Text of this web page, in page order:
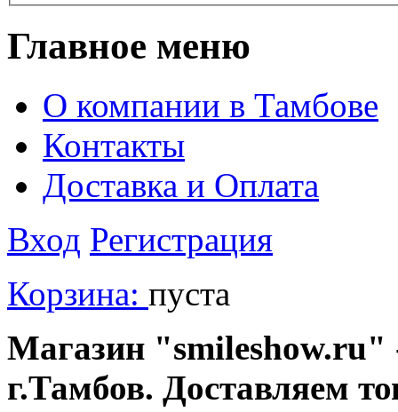
Главное меню
О компании в Тамбове
Контакты
Доставка и Оплата
Вход Регистрация
Корзина: пуста
Магазин "smileshow.ru"
г.Тамбов. Доставляем